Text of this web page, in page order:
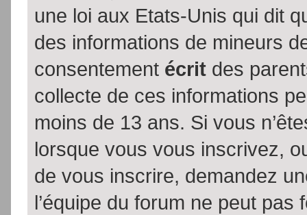
une loi aux Etats-Unis qui dit
des informations de mineurs
consentement écrit des
collecte de ces informations
moins de 13 ans. Si vous
lorsque vous vous inscrivez,
de vous inscrire, demandez
l’équipe du forum ne peut